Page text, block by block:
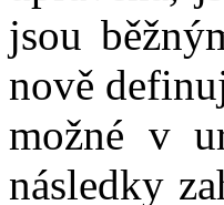
jsou
nově
možné v
následky